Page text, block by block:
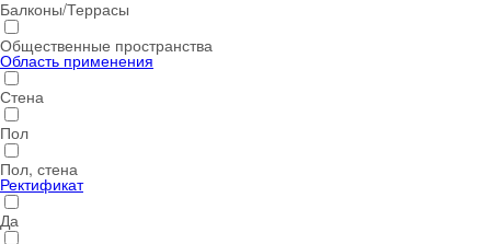
Балконы/Террасы
Общественные пространства
Область применения
Стена
Пол
Пол, стена
Ректификат
Да